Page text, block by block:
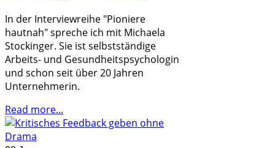
In der Interviewreihe "Pioniere
hautnah" spreche ich mit Michaela
Stockinger. Sie ist selbstständige
Arbeits- und Gesundheitspsychologin
und schon seit über 20 Jahren
Unternehmerin.
Read more...